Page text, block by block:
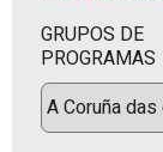
GRUPOS DE
PROGRAMAS